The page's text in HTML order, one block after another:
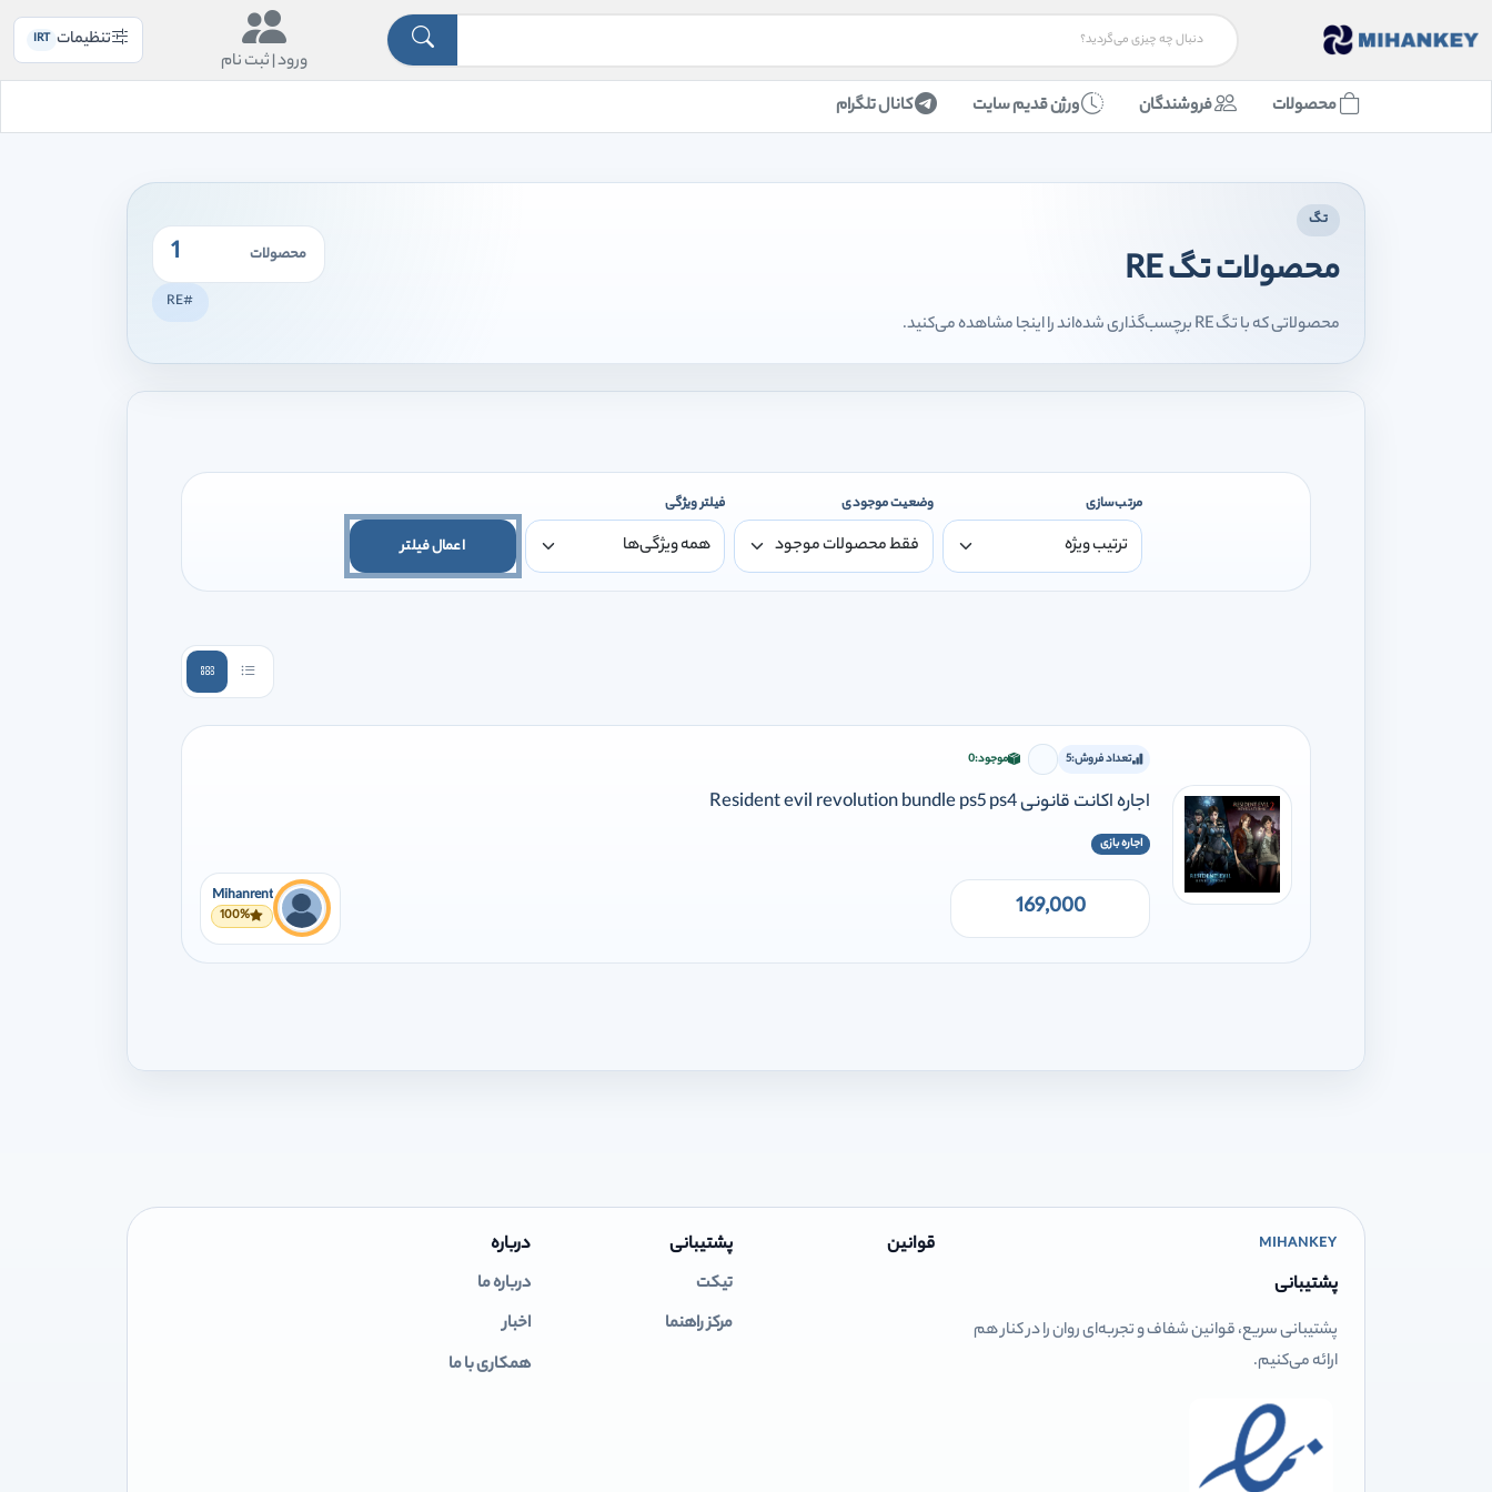
ورود |ثبت نام
تنظیمات IRT
محصولات فروشندگان ورژن قدیم سایت کانال تلگرام
تگ
محصولات تگ RE
محصولاتی که با تگ RE برچسب‌گذاری شده‌اند را اینجا مشاهده می‌کنید.
محصولات 1
#RE
مرتب‌سازی وضعیت موجودی فیلتر ویژگی
اعمال فیلتر
تعداد فروش:5 برای افزودن وارد شوید
موجود:0
اجاره اکانت قانونی Resident evil revolution bundle ps5 ps4
اجاره بازی
169,000
Mihanrent
100%
MIHANKEY
پشتیبانی
پشتیبانی سریع، قوانین شفاف و تجربه‌ای روان را در کنار هم
ارائه می‌کنیم.
قوانین پشتیبانی
تیکت
مرکز راهنما
درباره
درباره ما
اخبار
همکاری با ما